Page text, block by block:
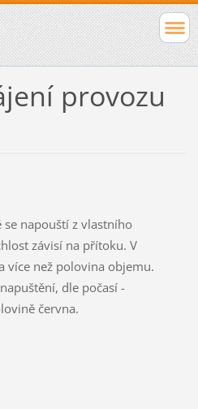
provozu
napouští z vlastního
závisí na přítoku. V
více než polovina objemu.
dle počasí -
června.